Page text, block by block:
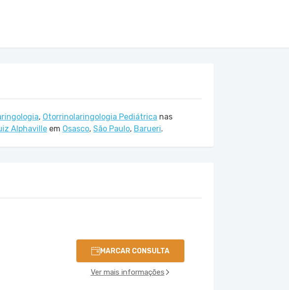
, Otorrinolaringologia Pediátrica nas
Alphaville em Osasco, São Paulo, Barueri.
MARCAR CONSULTA
Ver mais informações